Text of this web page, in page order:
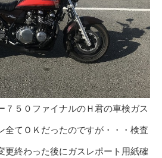
７５０ファイナルのＨ君の車検ガス
全てＯＫだったのですが・・・検査
更終わった後にガスレポート用紙確